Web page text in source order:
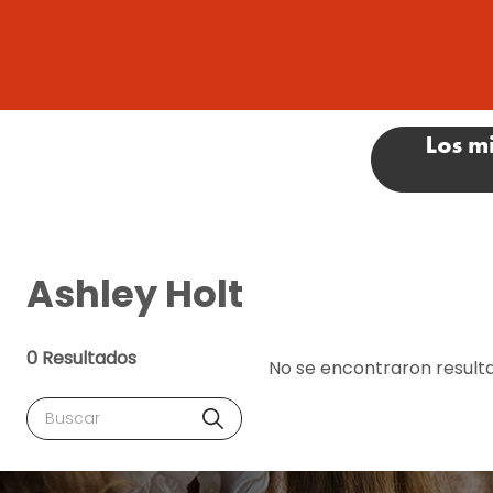
Ashley Holt
0 Resultados
Buscar
No se encontraron